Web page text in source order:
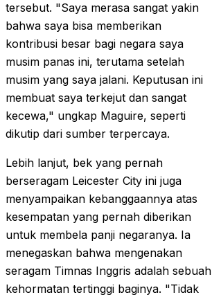
tersebut. "Saya merasa sangat yakin
bahwa saya bisa memberikan
kontribusi besar bagi negara saya
musim panas ini, terutama setelah
musim yang saya jalani. Keputusan ini
membuat saya terkejut dan sangat
kecewa," ungkap Maguire, seperti
dikutip dari sumber terpercaya.
Lebih lanjut, bek yang pernah
berseragam Leicester City ini juga
menyampaikan kebanggaannya atas
kesempatan yang pernah diberikan
untuk membela panji negaranya. Ia
menegaskan bahwa mengenakan
seragam Timnas Inggris adalah sebuah
kehormatan tertinggi baginya. "Tidak